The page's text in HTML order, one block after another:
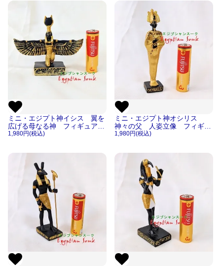
ミニ・エジプト神イシス 翼を
広げる母なる神 フィギュア置
物レプリカ像【宅急便のみ】
1,980円(税込)
ミニ・エジプト神オシリス
神々の父 人姿立像 フィギュ
ア置物レプリカ像【宅急便の
1,980円(税込)